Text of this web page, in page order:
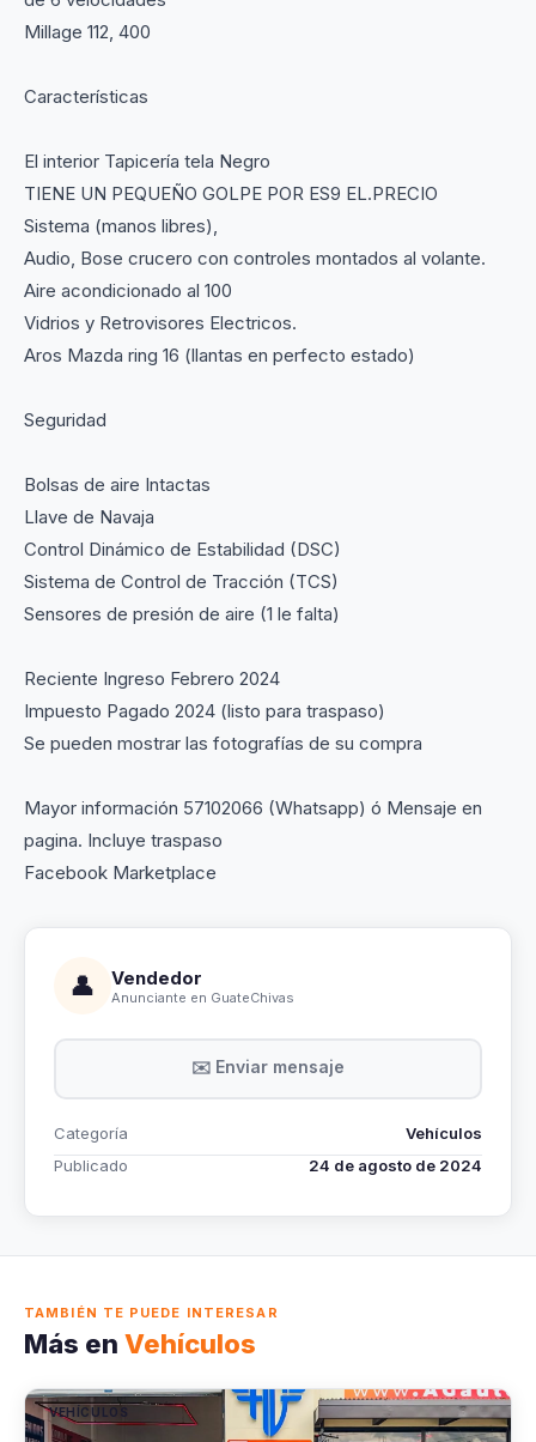
Millage 112, 400
Características
El interior Tapicería tela Negro
TIENE UN PEQUEÑO GOLPE POR ES9 EL.PRECIO
Sistema (manos libres),
Audio, Bose crucero con controles montados al volante.
Aire acondicionado al 100
Vidrios y Retrovisores Electricos.
Aros Mazda ring 16 (llantas en perfecto estado)
Seguridad
Bolsas de aire Intactas
Llave de Navaja
Control Dinámico de Estabilidad (DSC)
Sistema de Control de Tracción (TCS)
Sensores de presión de aire (1 le falta)
Reciente Ingreso Febrero 2024
Impuesto Pagado 2024 (listo para traspaso)
Se pueden mostrar las fotografías de su compra
Mayor información 57102066 (Whatsapp) ó Mensaje en
pagina. Incluye traspaso
Facebook Marketplace
👤 Vendedor
Anunciante en GuateChivas
✉️ Enviar mensaje
Categoría
Vehículos
Publicado
24 de agosto de 2024
TAMBIÉN TE PUEDE INTERESAR
Más en Vehículos
VEHÍCULOS